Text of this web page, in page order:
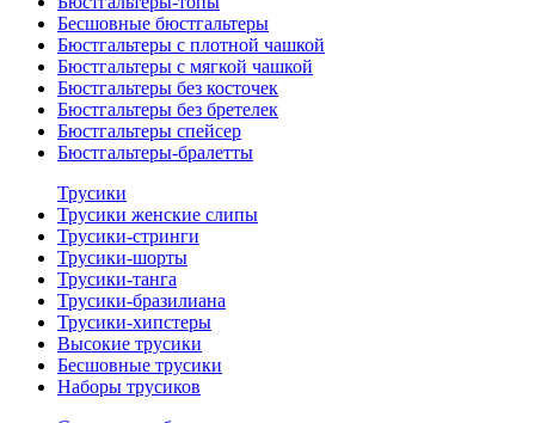
Бесшовные бюстгальтеры
Бюстгальтеры с плотной чашкой
Бюстгальтеры с мягкой чашкой
Бюстгальтеры без косточек
Бюстгальтеры без бретелек
Бюстгальтеры спейсер
Бюстгальтеры-бралетты
Трусики
Трусики женские слипы
Трусики-стринги
Трусики-шорты
Трусики-танга
Трусики-бразилиана
Трусики-хипстеры
Высокие трусики
Бесшовные трусики
Наборы трусиков